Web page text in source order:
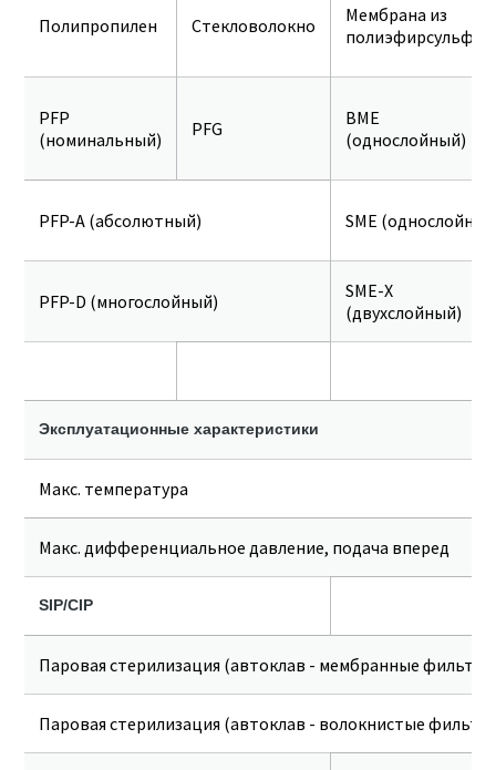
Полипропилен Стекловолокно
Мембрана из
PFP
(номинальный)
PFG
BME
(однослойный)
PFP-A (абсолютный) SME
PFP-D (многослойный)
SME-X
(двухслойный)
Эксплуатационные характеристики
Макс. температура
Макс. дифференциальное давление, подача вперед
SIP/CIP
Паровая стерилизация (автоклав - мембранные
Паровая стерилизация (автоклав - волокнистые